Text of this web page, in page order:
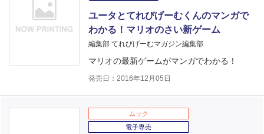
ユータとてれびげーむくんのマンガで
わかる！マリオのさい新ゲーム
編集部 てれびげーむマガジン編集部
マリオの最新ゲームがマンガでわかる！
発売日：2016年12月05日
ムック
電子専売